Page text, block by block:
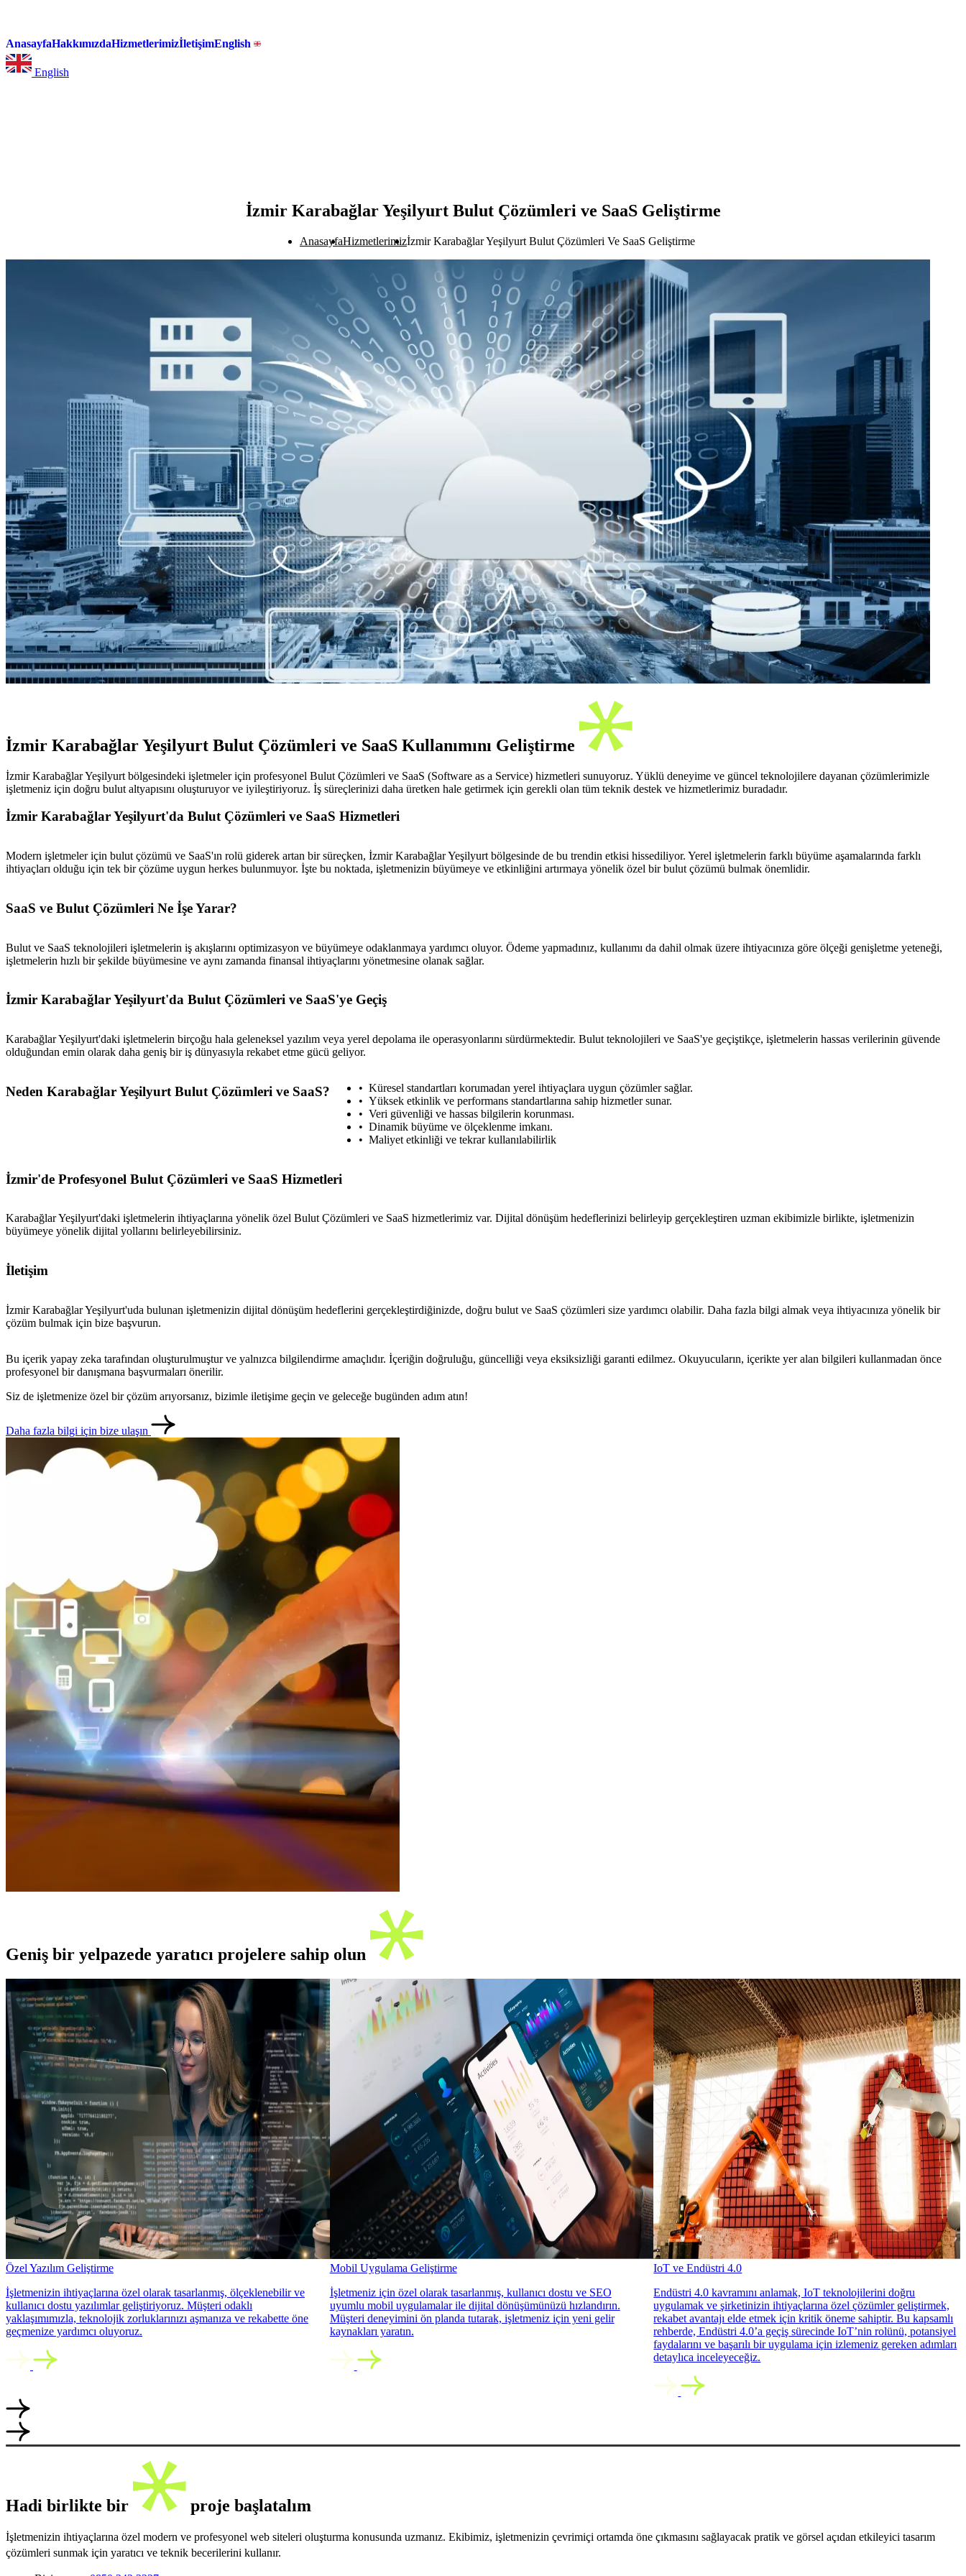
AnasayfaHakkımızdaHizmetlerimizİletişimEnglish
English
İzmir Karabağlar Yeşilyurt Bulut Çözümleri ve SaaS Geliştirme
AnasayfaHizmetlerimizİzmir Karabağlar Yeşilyurt Bulut Çözümleri Ve SaaS Geliştirme
İzmir Karabağlar Yeşilyurt Bulut Çözümleri ve SaaS Kullanımını Geliştirme
İzmir Karabağlar Yeşilyurt bölgesindeki işletmeler için profesyonel Bulut Çözümleri ve SaaS (Software as a Service) hizmetleri sunuyoruz. Yüklü deneyime ve güncel teknolojilere dayanan çözümlerimizle
işletmeniz için doğru bulut altyapısını oluşturuyor ve iyileştiriyoruz. İş süreçlerinizi daha üretken hale getirmek için gerekli olan tüm teknik destek ve hizmetlerimiz buradadır.
İzmir Karabağlar Yeşilyurt'da Bulut Çözümleri ve SaaS Hizmetleri
Modern işletmeler için bulut çözümü ve SaaS'ın rolü giderek artan bir süreçken, İzmir Karabağlar Yeşilyurt bölgesinde de bu trendin etkisi hissediliyor. Yerel işletmelerin farklı büyüme aşamalarında farklı
ihtiyaçları olduğu için tek bir çözüme uygun herkes bulunmuyor. İşte bu noktada, işletmenizin büyümeye ve etkinliğini artırmaya yönelik özel bir bulut çözümü bulmak önemlidir.
SaaS ve Bulut Çözümleri Ne İşe Yarar?
Bulut ve SaaS teknolojileri işletmelerin iş akışlarını optimizasyon ve büyümeye odaklanmaya yardımcı oluyor. Ödeme yapmadınız, kullanımı da dahil olmak üzere ihtiyacınıza göre ölçeği genişletme yeteneği,
işletmelerin hızlı bir şekilde büyümesine ve aynı zamanda finansal ihtiyaçlarını yönetmesine olanak sağlar.
İzmir Karabağlar Yeşilyurt'da Bulut Çözümleri ve SaaS'ye Geçiş
Karabağlar Yeşilyurt'daki işletmelerin birçoğu hala geleneksel yazılım veya yerel depolama ile operasyonlarını sürdürmektedir. Bulut teknolojileri ve SaaS'ye geçiştikçe, işletmelerin hassas verilerinin güvende
olduğundan emin olarak daha geniş bir iş dünyasıyla rekabet etme gücü geliyor.
Neden Karabağlar Yeşilyurt Bulut Çözümleri ve SaaS?
Küresel standartları korumadan yerel ihtiyaçlara uygun çözümler sağlar.
Yüksek etkinlik ve performans standartlarına sahip hizmetler sunar.
Veri güvenliği ve hassas bilgilerin korunması.
Dinamik büyüme ve ölçeklenme imkanı.
Maliyet etkinliği ve tekrar kullanılabilirlik
İzmir'de Profesyonel Bulut Çözümleri ve SaaS Hizmetleri
Karabağlar Yeşilyurt'daki işletmelerin ihtiyaçlarına yönelik özel Bulut Çözümleri ve SaaS hizmetlerimiz var. Dijital dönüşüm hedeflerinizi belirleyip gerçekleştiren uzman ekibimizle birlikte, işletmenizin
büyümeye yönelik dijital yollarını belirleyebilirsiniz.
İletişim
İzmir Karabağlar Yeşilyurt'uda bulunan işletmenizin dijital dönüşüm hedeflerini gerçekleştirdiğinizde, doğru bulut ve SaaS çözümleri size yardımcı olabilir. Daha fazla bilgi almak veya ihtiyacınıza yönelik bir
çözüm bulmak için bize başvurun.
Bu içerik yapay zeka tarafından oluşturulmuştur ve yalnızca bilgilendirme amaçlıdır. İçeriğin doğruluğu, güncelliği veya eksiksizliği garanti edilmez. Okuyucuların, içerikte yer alan bilgileri kullanmadan önce
profesyonel bir danışmana başvurmaları önerilir.
Siz de işletmenize özel bir çözüm arıyorsanız, bizimle iletişime geçin ve geleceğe bugünden adım atın!
Daha fazla bilgi için bize ulaşın
Geniş bir yelpazede yaratıcı projelere sahip olun
Özel Yazılım Geliştirme
İşletmenizin ihtiyaçlarına özel olarak tasarlanmış, ölçeklenebilir ve
kullanıcı dostu yazılımlar geliştiriyoruz. Müşteri odaklı
yaklaşımımızla, teknolojik zorluklarınızı aşmanıza ve rekabette öne
geçmenize yardımcı oluyoruz.
Mobil Uygulama Geliştirme
İşletmeniz için özel olarak tasarlanmış, kullanıcı dostu ve SEO
uyumlu mobil uygulamalar ile dijital dönüşümünüzü hızlandırın.
Müşteri deneyimini ön planda tutarak, işletmeniz için yeni gelir
kaynakları yaratın.
IoT ve Endüstri 4.0
Endüstri 4.0 kavramını anlamak, IoT teknolojilerini doğru
uygulamak ve şirketinizin ihtiyaçlarına özel çözümler geliştirmek,
rekabet avantajı elde etmek için kritik öneme sahiptir. Bu kapsamlı
rehberde, Endüstri 4.0’a geçiş sürecinde IoT’nin rolünü, potansiyel
faydalarını ve başarılı bir uygulama için izlemeniz gereken adımları
detaylıca inceleyeceğiz.
Hadi birlikte bir proje başlatalım
İşletmenizin ihtiyaçlarına özel modern ve profesyonel web siteleri oluşturma konusunda uzmanız. Ekibimiz, işletmenizin çevrimiçi ortamda öne çıkmasını sağlayacak pratik ve görsel açıdan etkileyici tasarım
çözümleri sunmak için yaratıcı ve teknik becerilerini kullanır.